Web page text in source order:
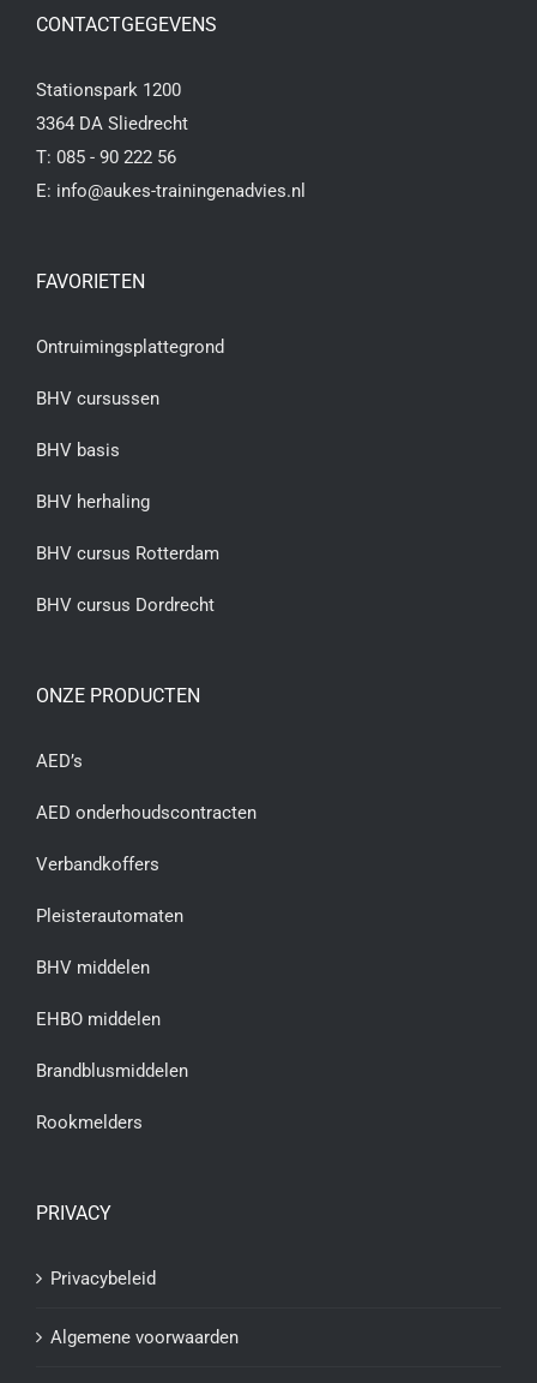
CONTACTGEGEVENS
Stationspark 1200
3364 DA Sliedrecht
T: 085 - 90 222 56
E: info@aukes-trainingenadvies.nl
FAVORIETEN
Ontruimingsplattegrond
BHV cursussen
BHV basis
BHV herhaling
BHV cursus Rotterdam
BHV cursus Dordrecht
ONZE PRODUCTEN
AED’s
AED onderhoudscontracten
Verbandkoffers
Pleisterautomaten
BHV middelen
EHBO middelen
Brandblusmiddelen
Rookmelders
PRIVACY
Privacybeleid
Algemene voorwaarden